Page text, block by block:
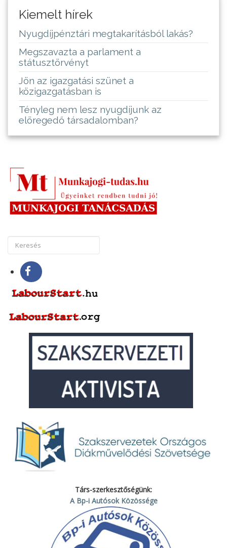
Kiemelt hírek
Nyugdíjpénztári megtakarításból lakás?
Megszavazta a parlament a
státusztörvényt
Jön az igazgatási szünet a
közigazgatásban is
Tényleg nem lesz nyugdíjunk az
elöregedő társadalomban?
Társ-szerkesztőségünk:
A Bp-i Autósok Közössége